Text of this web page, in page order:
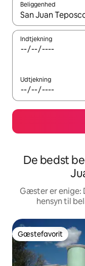
Beliggenhed
Når resultaterne er
Indtjekning
Udtjekning
De bedst
Gæster er enige:
hensyn til
Gæstefavorit
Gæstefavorit